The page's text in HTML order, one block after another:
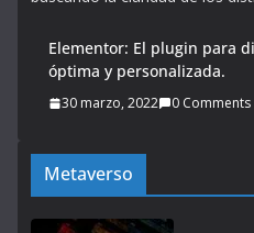
Elementor: El plugin para
óptima y personalizada.
30 marzo, 2022 0 Comments
Metaverso